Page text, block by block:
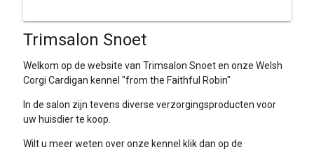
Trimsalon Snoet
Welkom op de website van Trimsalon Snoet en onze Welsh
Corgi Cardigan kennel "from the Faithful Robin"
In de salon zijn tevens diverse verzorgingsproducten voor
uw huisdier te koop.
Wilt u meer weten over onze kennel klik dan op de